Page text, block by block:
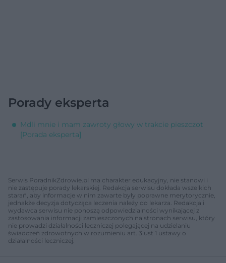
Porady eksperta
Mdli mnie i mam zawroty głowy w trakcie pieszczot
[Porada eksperta]
Serwis PoradnikZdrowie.pl ma charakter edukacyjny, nie stanowi i
nie zastępuje porady lekarskiej. Redakcja serwisu dokłada wszelkich
starań, aby informacje w nim zawarte były poprawne merytorycznie,
jednakże decyzja dotycząca leczenia należy do lekarza. Redakcja i
wydawca serwisu nie ponoszą odpowiedzialności wynikającej z
zastosowania informacji zamieszczonych na stronach serwisu, który
nie prowadzi działalności leczniczej polegającej na udzielaniu
świadczeń zdrowotnych w rozumieniu art. 3 ust 1 ustawy o
działalności leczniczej.